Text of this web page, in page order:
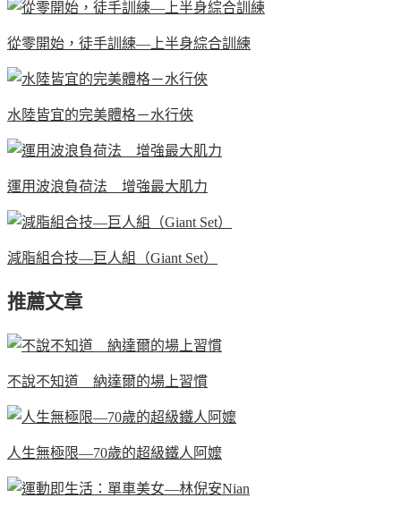
從零開始，徒手訓練—上半身綜合訓練
水陸皆宜的完美體格－水行俠
運用波浪負荷法 增強最大肌力
減脂組合技—巨人組（Giant Set）
推薦文章
不說不知道 納達爾的場上習慣
人生無極限—70歲的超級鐵人阿嬤